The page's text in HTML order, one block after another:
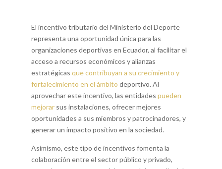
El incentivo tributario del Ministerio del Deporte
representa una oportunidad única para las
organizaciones deportivas en Ecuador, al facilitar el
acceso a recursos económicos y alianzas
estratégicas que contribuyan a su crecimiento y
fortalecimiento en el ámbito deportivo. Al
aprovechar este incentivo, las entidades pueden
mejorarsus instalaciones, ofrecer mejores
oportunidades a sus miembros y patrocinadores, y
generar un impacto positivo en la sociedad.
Asimismo, este tipo de incentivos fomenta la
colaboración entre el sector público y privado,